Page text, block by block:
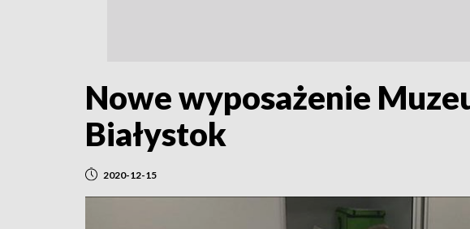
Nowe wyposażenie
Białystok
2020-12-15